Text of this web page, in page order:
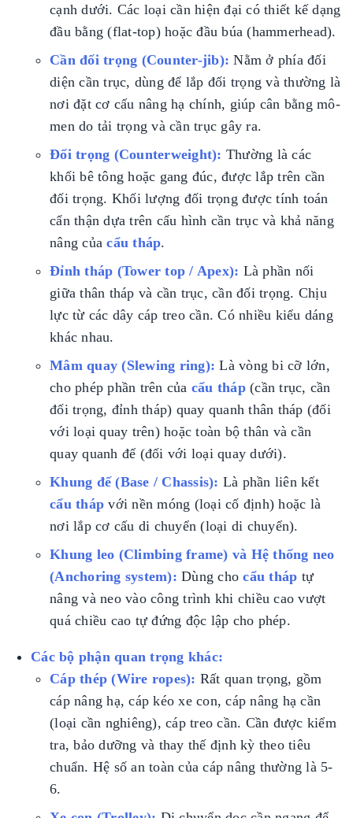
cạnh dưới. Các loại cần hiện đại có thiết kế dạng
đầu bằng (flat-top) hoặc đầu búa (hammerhead).
Cần đối trọng (Counter-jib): Nằm ở phía đối
diện cần trục, dùng để lắp đối trọng và thường là
nơi đặt cơ cấu nâng hạ chính, giúp cân bằng mô-
men do tải trọng và cần trục gây ra.
Đối trọng (Counterweight): Thường là các
khối bê tông hoặc gang đúc, được lắp trên cần
đối trọng. Khối lượng đối trọng được tính toán
cẩn thận dựa trên cấu hình cần trục và khả năng
nâng củacẩu tháp.
Đỉnh tháp (Tower top / Apex): Là phần nối
giữa thân tháp và cần trục, cần đối trọng. Chịu
lực từ các dây cáp treo cần. Có nhiều kiểu dáng
khác nhau.
Mâm quay (Slewing ring): Là vòng bi cỡ lớn,
cho phép phần trên của cẩu tháp(cần trục, cần
đối trọng, đỉnh tháp) quay quanh thân tháp (đối
với loại quay trên) hoặc toàn bộ thân và cần
quay quanh đế (đối với loại quay dưới).
Khung đế (Base / Chassis): Là phần liên kết
cẩu tháp với nền móng (loại cố định) hoặc là
nơi lắp cơ cấu di chuyển (loại di chuyển).
Khung leo (Climbing frame) và Hệ thống neo
(Anchoring system): Dùng chocẩu tháp tự
nâng và neo vào công trình khi chiều cao vượt
quá chiều cao tự đứng độc lập cho phép.
Các bộ phận quan trọng khác:
Cáp thép (Wire ropes): Rất quan trọng, gồm
cáp nâng hạ, cáp kéo xe con, cáp nâng hạ cần
(loại cần nghiêng), cáp treo cần. Cần được kiểm
tra, bảo dưỡng và thay thế định kỳ theo tiêu
chuẩn. Hệ số an toàn của cáp nâng thường là 5-
6.